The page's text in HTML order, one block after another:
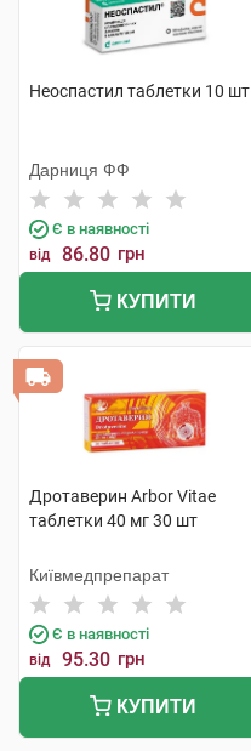
Неоспастил таблетки 10 шт
Дарниця ФФ
Є в наявності
від 86.80 грн
КУПИТИ
Дротаверин Arbor Vitae
таблетки 40 мг 30 шт
Київмедпрепарат
Є в наявності
від 95.30 грн
КУПИТИ